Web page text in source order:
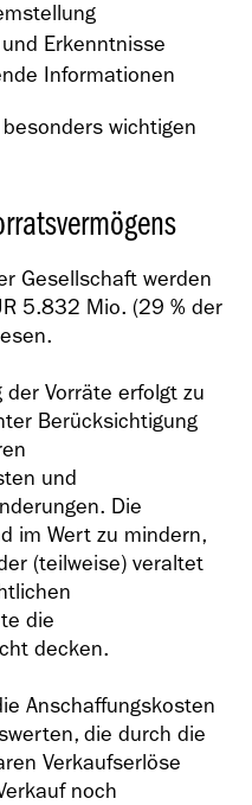
Erkenntnisse
Informationen
wichtigen
Gesellschaft werden
5.832 Mio. (29 % der
der Vorräte erfolgt zu
Berücksichtigung
und
Die
im Wert zu mindern,
(teilweise) veraltet
die
decken.
Anschaffungskosten
die durch die
Verkaufserlöse
noch